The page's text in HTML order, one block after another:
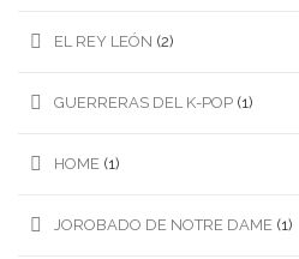
EL REY LEÓN (2)
GUERRERAS DEL K-POP (1)
HOME (1)
JOROBADO DE NOTRE DAME (1)